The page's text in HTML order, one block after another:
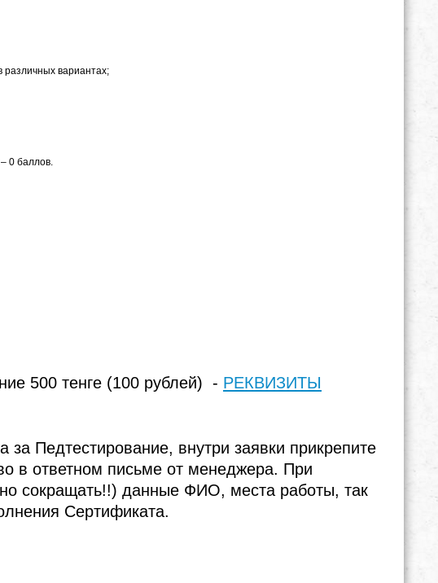
вариантах;
0 баллов.
500 тенге (100 рублей) - РЕКВИЗИТЫ
Педтестирование, внутри заявки прикрепите
в ответном письме от менеджера. При
сокращать!!) данные ФИО, места работы, так
Сертификата.